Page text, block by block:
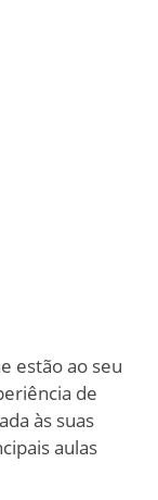
estão ao seu
de
às suas
aulas